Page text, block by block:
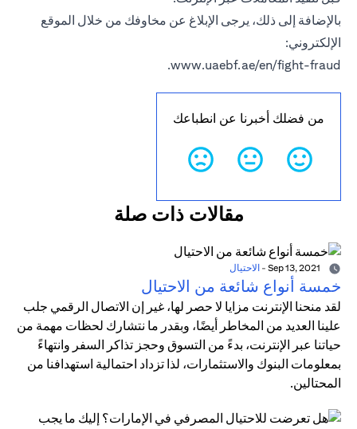
بالإضافة إلى ذلك، يرجى الإبلاغ عن مخاوفك من خلال الموقع
الإلكتروني:
www.uaebf.ae/en/fight-fraud
.
من فضلك أخبرنا عن انطباعك
مقالات ذات صلة
- الاحتيال
خمسة أنواع شائعة من الاحتيال
لقد منحنا الإنترنت مزايا لا حصر لها، غير إن الاتصال الرقمي جلب
علينا العديد من المخاطر أيضًا، وبقدر ما نتشارك لحظات مهمة من
حياتنا عبر الإنترنت، بدءً من التسوق وحجز تذاكر السفر وانتهاءً
بمعلومات البنوك والاستثمارات، لذا تزداد احتمالية استهدافنا من
المحتالين.